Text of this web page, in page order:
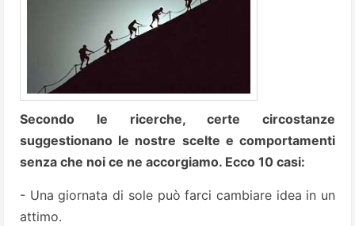
Secondo le ricerche, certe circostanze
suggestionano le nostre scelte e comportamenti
senza che noi ce ne accorgiamo. Ecco 10 casi:
- Una giornata di sole può farci cambiare idea in un
attimo.